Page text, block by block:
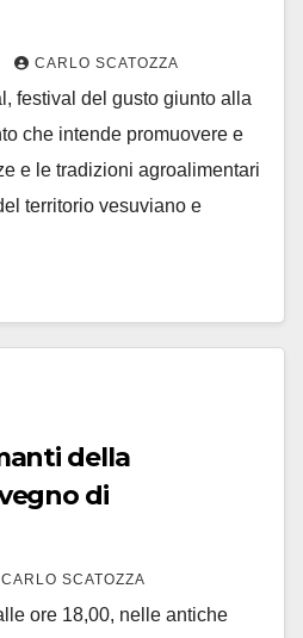
CARLO SCATOZZA
festival del gusto giunto alla
che intende promuovere e
e le tradizioni agroalimentari
territorio vesuviano e
della
di
CARLO SCATOZZA
ore 18,00, nelle antiche